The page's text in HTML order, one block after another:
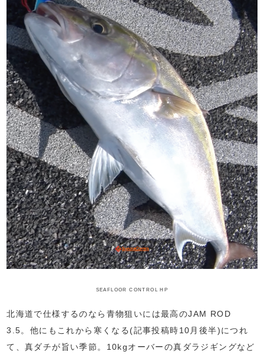
SEAFLOOR CONTROL HP
北海道で仕様するのなら青物狙いには最高のJAM ROD
3.5。他にもこれから寒くなる(記事投稿時10月後半)につれ
て、真ダチが旨い季節。10kgオーバーの真ダラジギングなど